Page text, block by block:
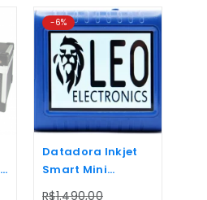
-6%
Datadora Inkjet
Smart Mini
12.7mm Leo
R$1.490,00